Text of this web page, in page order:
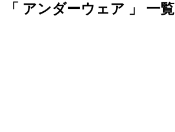
「 アンダーウェア 」 一覧